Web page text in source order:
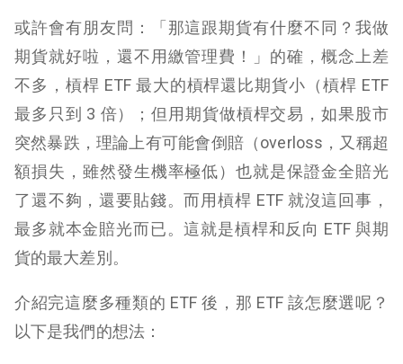
或許會有朋友問：「那這跟期貨有什麼不同？我做
期貨就好啦，還不用繳管理費！」的確，概念上差
不多，槓桿 ETF 最大的槓桿還比期貨小（槓桿 ETF
最多只到 3 倍）；但用期貨做槓桿交易，如果股市
突然暴跌，理論上有可能會倒賠（overloss，又稱超
額損失，雖然發生機率極低）也就是保證金全賠光
了還不夠，還要貼錢。而用槓桿 ETF 就沒這回事，
最多就本金賠光而已。這就是槓桿和反向 ETF 與期
貨的最大差別。
介紹完這麼多種類的 ETF 後，那 ETF 該怎麼選呢？
以下是我們的想法：